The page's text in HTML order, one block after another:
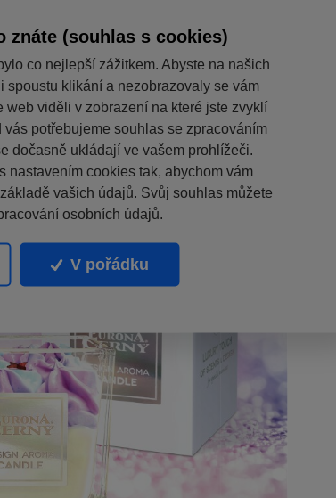
znáte (souhlas s cookies)
co nejlepší zážitkem. Abyste na našich
spoustu klikání a nezobrazovaly se vám
web viděli v zobrazení na které jste zvyklí
potřebujeme souhlas se zpracováním
dočasně ukládají ve vašem prohlížeči.
nastavením cookies tak, abychom vám
vašich údajů. Svůj souhlas můžete
osobních údajů.
V pořádku